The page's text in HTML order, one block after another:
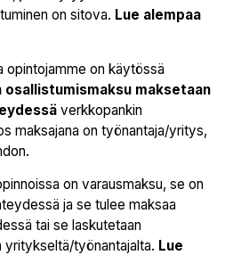
on sitova. Lue alempaa
opintojamme on käytössä
maksetaan
verkkopankin
maksajana on työnantaja/yritys,
on varausmaksu, se on
ja se tulee maksaa
tai se laskutetaan
yritykseltä/työnantajalta. Lue